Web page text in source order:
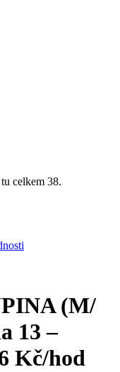
celkem 38.
(M/
13 –
Kč/hod